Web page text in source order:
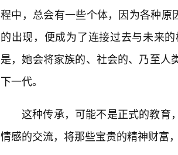
程中，总会有一些个体，因为各种原
的出现，便成为了连接过去与未来
是，她会将家族的、社会的、乃至人
下一代。
这种传承，可能不是正式的教育
情感的交流，将那些宝贵的精神财富